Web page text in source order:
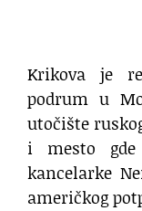
Krikova je
podrum u
utočište
i mesto
kancelarke
američkog